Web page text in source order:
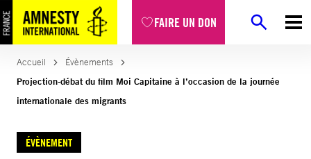
FAIRE UN DON
Accueil
Évènements
Projection-débat du film Moi Capitaine à l’occasion de la journée
internationale des migrants
ÉVÈNEMENT